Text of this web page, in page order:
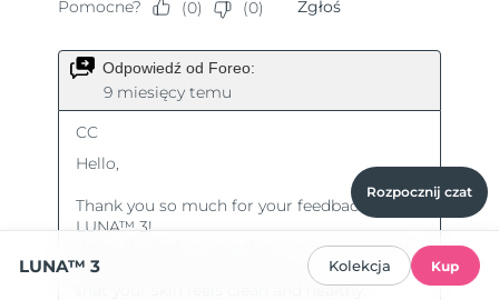
Rozpocznij czat
LUNA™ 3 Kolekcja Kup